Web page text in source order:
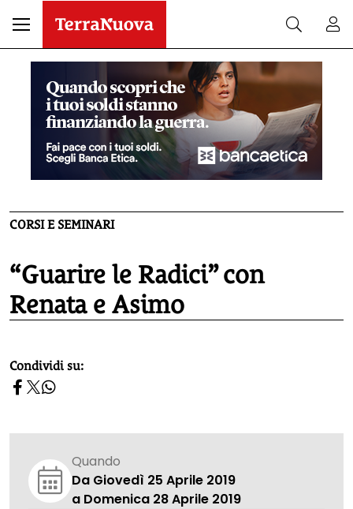
CORSI E SEMINARI
“Guarire le Radici” con
Renata e Asimo
homepage h2
Condividi su:
Quando
Da Giovedì 25 Aprile 2019
a Domenica 28 Aprile 2019